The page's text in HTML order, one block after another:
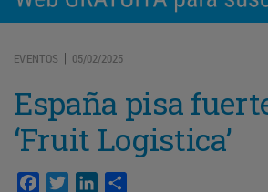
EVENTOS | 05/02/2025
España pisa
‘Fruit Logistica’
Facebook
TwitterLinkedIn